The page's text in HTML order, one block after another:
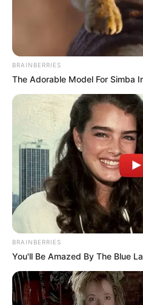
BRAINBERRIES
The Adorable Model For Simba
BRAINBERRIES
You'll Be Amazed By The Blue